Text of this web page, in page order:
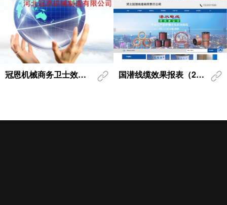
冠恩机械商务卫士效果报表 国潜线缆效果报表（2020-09）